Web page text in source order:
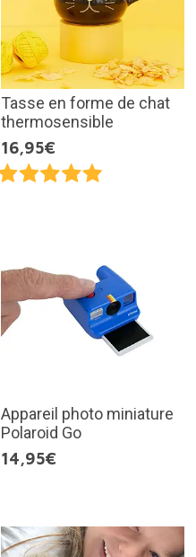
Tasse en forme de chat
thermosensible
16,95€
Appareil photo miniature
Polaroid Go
14,95€